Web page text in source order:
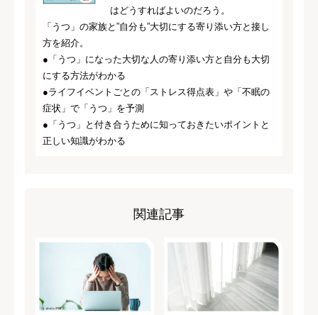
はどうすればよいのだろう。
「うつ」の家族と”自分も”大切にする寄り添い方と接し
方を紹介。
●「うつ」になった大切な人の寄り添い方と自分も大切
にする方法がわかる
●ライフイベントごとの「ストレス得点表」や「不眠の
症状」で「うつ」を予測
●「うつ」と付き合うために知っておきたいポイントと
正しい知識がわかる
関連記事